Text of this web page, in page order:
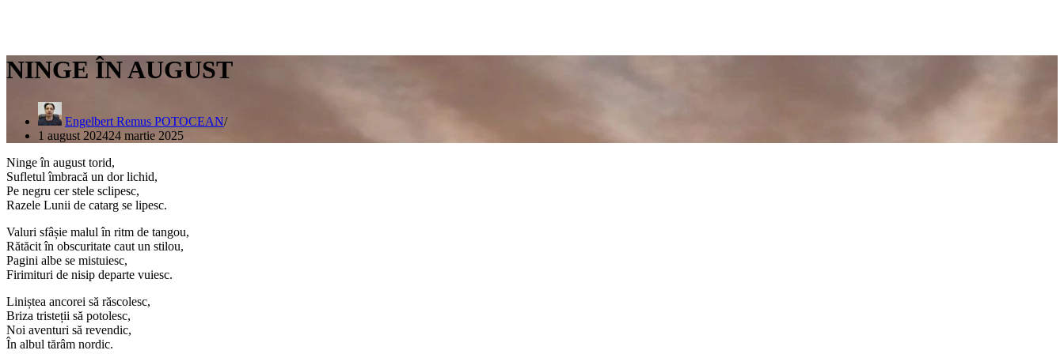
NINGE ÎN AUGUST
Engelbert Remus POTOCEAN
1 august 202424 martie 2025
Ninge în august torid,
Sufletul îmbracă un dor lichid,
Pe negru cer stele sclipesc,
Razele Lunii de catarg se lipesc.
Valuri sfâșie malul în ritm de tangou,
Rătăcit în obscuritate caut un stilou,
Pagini albe se mistuiesc,
Firimituri de nisip departe vuiesc.
Liniștea ancorei să răscolesc,
Briza tristeții să potolesc,
Noi aventuri să revendic,
În albul tărâm nordic.